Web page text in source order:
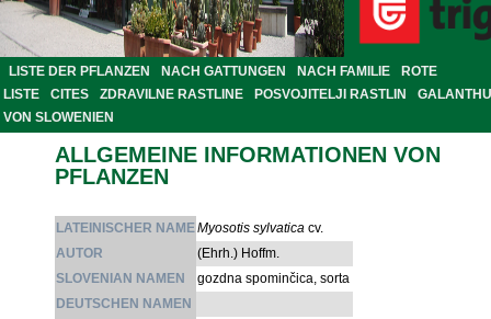
LISTE DER PFLANZEN NACH GATTUNGEN NACH FAMILIE
ROTE
LISTE
CITES ZDRAVILNE RASTLINE POSVOJITELJI RASTLIN
VON SLOWENIEN
ALLGEMEINE INFORMATIONEN VON
PFLANZEN
LATEINISCHER NAMEMyosotis sylvatica cv.
AUTOR
(Ehrh.) Hoffm.
SLOVENIAN NAMEN
gozdna spominčica, sorta
DEUTSCHEN NAMEN